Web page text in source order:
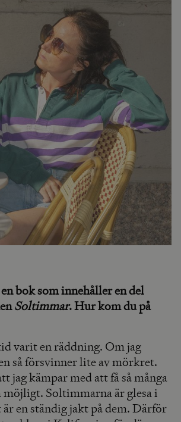
bok som innehåller en del
Soltimmar. Hur kom du på
varit en räddning. Om jag
så försvinner lite av mörkret.
jag kämpar med att få så många
Soltimmarna är glesa i
är en ständig jakt på dem. Därför